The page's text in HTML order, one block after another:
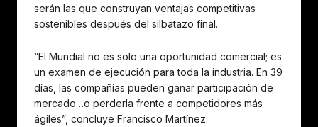
serán las que construyan ventajas competitivas
sostenibles después del silbatazo final.
“El Mundial no es solo una oportunidad comercial; es
un examen de ejecución para toda la industria. En 39
días, las compañías pueden ganar participación de
mercado…o perderla frente a competidores más
ágiles”, concluye Francisco Martínez.